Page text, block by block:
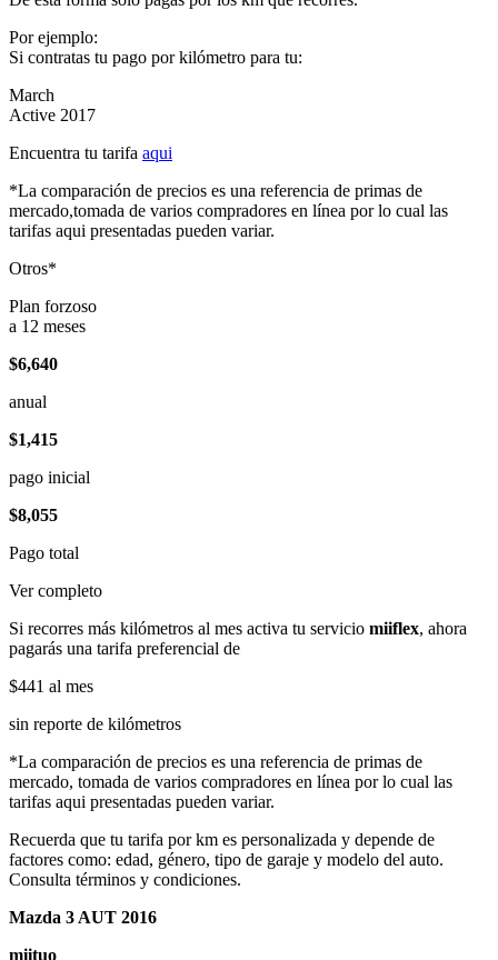
Por ejemplo:
Si contratas tu pago por kilómetro para tu:
March
Active 2017
Encuentra tu tarifa aqui
*La comparación de precios es una referencia de primas de
mercado,tomada de varios compradores en línea por lo cual las
tarifas aqui presentadas pueden variar.
Otros*
Plan forzoso
a 12 meses
$6,640
anual
$1,415
pago inicial
$8,055
Pago total
Ver completo
Si recorres más kilómetros al mes activa tu servicio miiflex, ahora
pagarás una tarifa preferencial de
$441 al mes
sin reporte de kilómetros
*La comparación de precios es una referencia de primas de
mercado, tomada de varios compradores en línea por lo cual las
tarifas aqui presentadas pueden variar.
Recuerda que tu tarifa por km es personalizada y depende de
factores como: edad, género, tipo de garaje y modelo del auto.
Consulta términos y condiciones.
Mazda 3 AUT 2016
miituo